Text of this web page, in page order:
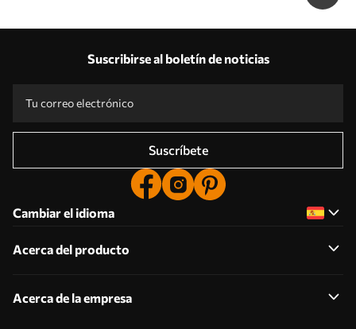
Suscribirse al boletín de noticias
Suscríbete
Cambiar el idioma
Acerca del producto
Acerca de la empresa